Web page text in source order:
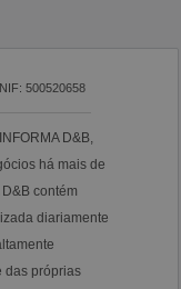
500520658
D&B,
há mais de
contém
diariamente
das próprias